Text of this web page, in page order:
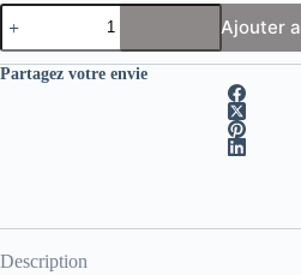
quantité
de
DiscusX
traitements
Ajouter
Partagez votre envie
Description